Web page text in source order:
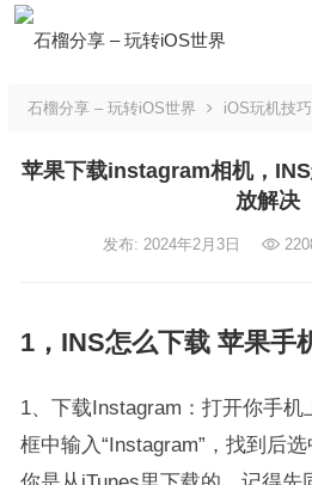
石榴分享 – 玩转iOS世界 iOS玩机技巧
苹果下载instagram相机，
放解决
发布: 2024年2月3日
1，INS怎么下载 苹果手
1、下载Instagram：打开你手
框中输入“Instagram”，找到后